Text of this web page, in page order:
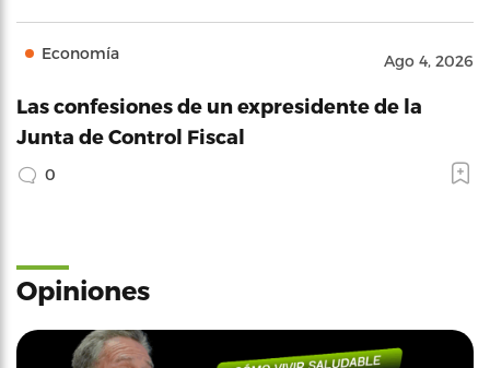
Economía Ago 4, 2026
Las confesiones de un expresidente de la
Junta de Control Fiscal
0
Opiniones